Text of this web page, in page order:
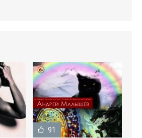
91